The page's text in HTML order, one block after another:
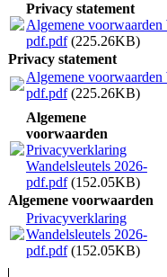
Privacy statement
Algemene voorwaarden
pdf.pdf(225.26KB)
Privacy statement
Algemene voorwaarden
pdf.pdf(225.26KB)
Algemene
voorwaarden
Privacyverklaring
Wandelsleutels 2026-
pdf.pdf(152.05KB)
Algemene voorwaarden
Privacyverklaring
Wandelsleutels 2026-
pdf.pdf(152.05KB)